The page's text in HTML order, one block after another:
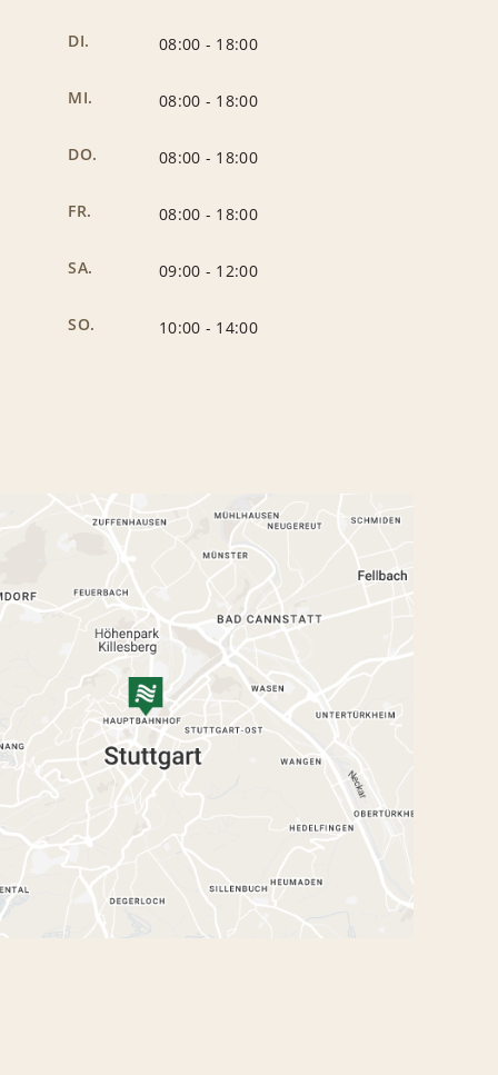
DI. 08:00 - 18:00
MI. 08:00 - 18:00
DO. 08:00 - 18:00
FR. 08:00 - 18:00
SA. 09:00 - 12:00
SO. 10:00 - 14:00